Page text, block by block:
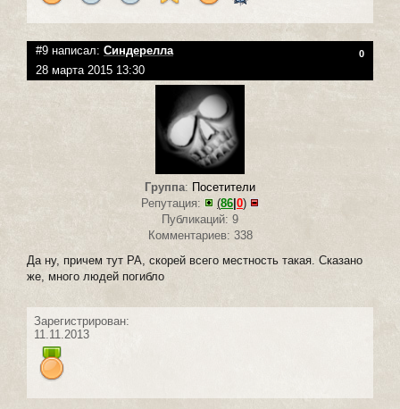
#9 написал: Синдерелла 0
28 марта 2015 13:30
Группа: Посетители
Репутация:
(86 0)
Публикаций: 9
Комментариев: 338
Да ну, причем тут РА, скорей всего местность такая. Сказано
же, много людей погибло
Зарегистрирован:
11.11.2013